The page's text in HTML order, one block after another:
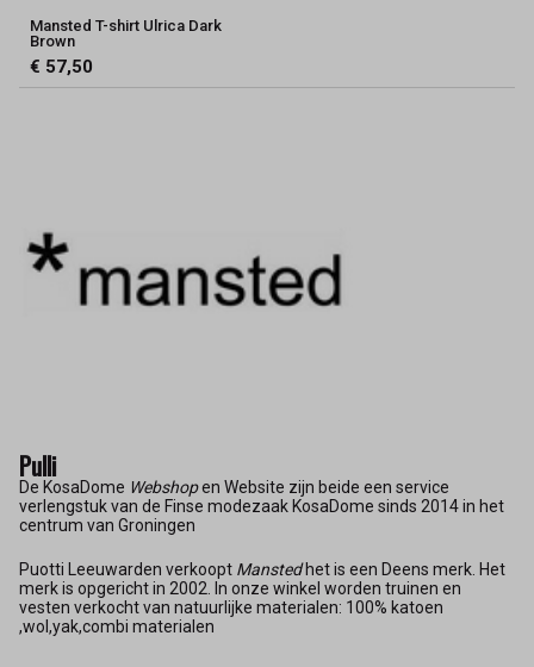
Mansted T-shirt Ulrica Dark
Brown
€ 57,50
Pulli
De KosaDome Webshopen Website zijn beide een service
verlengstuk van de Finse modezaak KosaDome sinds 2014 in het
centrum van Groningen
Puotti Leeuwarden verkoopt Manstedhet is een Deens merk. Het
merk is opgericht in 2002. In onze winkel worden truinen en
vesten verkocht van natuurlijke materialen: 100% katoen
,wol,yak,combi materialen